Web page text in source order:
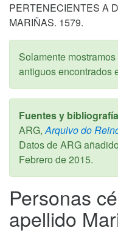
PERTENECIENTES A
MARIÑAS. 1579.
Solamente
antiguos encontrados
Fuentes y
ARG, Arquivo do
Datos de ARG
Febrero de 2015.
Personas
apellido